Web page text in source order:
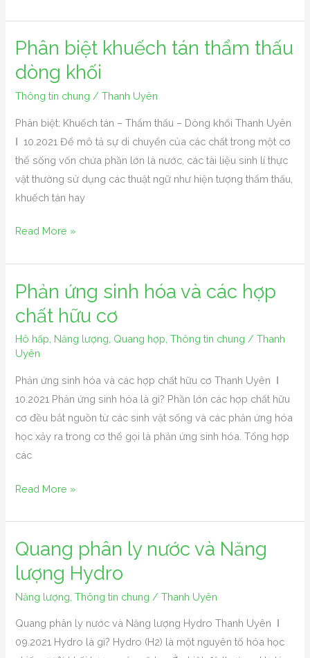
Phân biệt khuếch tán thẩm thấu
dòng khối
Thông tin chung /Thanh Uyên
Phân biệt: Khuếch tán – Thẩm thấu – Dòng khối Thanh Uyên
Ι 10.2021 Để mô tả sự di chuyển của các chất trong một cơ
thể sống vốn chứa phần lớn là nước, các tài liệu sinh lí thực
vật thường sử dụng các thuật ngữ như hiện tượng thẩm thấu,
khuếch tán hay
Phân
biệt
khuếch
tán
thẩm
thấu
dòng
khối
Read More »
Phản ứng sinh hóa và các hợp
chất hữu cơ
Hô hấp Năng lượng Quang hợp ,Thông tin chung /Thanh
Uyên
Phản ứng sinh hóa và các hợp chất hữu cơ Thanh Uyên Ι
10.2021 Phản ứng sinh hóa là gì? Phần lớn các hợp chất hữu
cơ đều bắt nguồn từ các sinh vật sống và các phản ứng hóa
học xảy ra trong cơ thể gọi là phản ứng sinh hóa. Tổng hợp
các
Phản
ứng
sinh
hóa
và
các
hợp
chất
hữu
cơ
Read More »
Quang phân ly nước và Năng
lượng Hydro
Năng lượng ,Thông tin chung /Thanh Uyên
Quang phân ly nước và Năng lượng Hydro Thanh Uyên Ι
09.2021 Hydro là gì? Hydro (H2) là một nguyên tố hóa học
Quang
phân
ly
nước
và
Năng